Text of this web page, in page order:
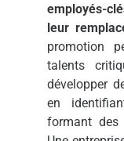
employés-
leur
promotion
talents
développer
en
formant des